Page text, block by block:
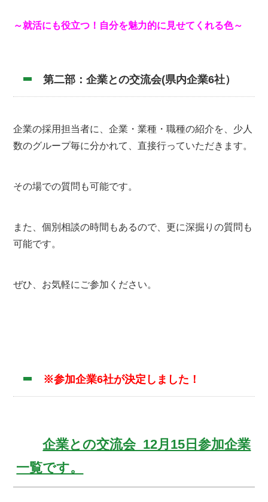
～就活にも役立つ！自分を魅力的に見せてくれる色～
第二部：企業との交流会(県内企業6社）
企業の採用担当者に、企業・業種・職種の紹介を、少人
数のグループ毎に分かれて、直接行っていただきます。
その場での質問も可能です。
また、個別相談の時間もあるので、更に深掘りの質問も
可能です。
ぜひ、お気軽にご参加ください。
※参加企業6社が決定しました！
企業との交流会_12月15日参加企業
一覧です。